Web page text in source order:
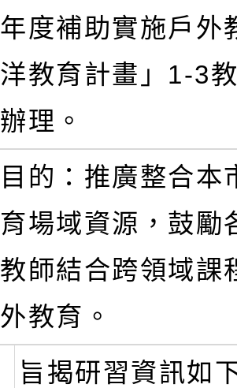
年度補助實施戶外
洋教育計畫」1-3
辦理。
目的：推廣整合本
育場域資源，鼓勵
教師結合跨領域課
外教育。
旨揭研習資訊如